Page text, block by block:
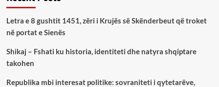
Letra e 8 gushtit 1451, zëri i Krujës së Skënderbeut që troket
në portat e Sienës
Shikaj – Fshati ku historia, identiteti dhe natyra shqiptare
takohen
Republika mbi interesat politike: sovraniteti i qytetarëve,